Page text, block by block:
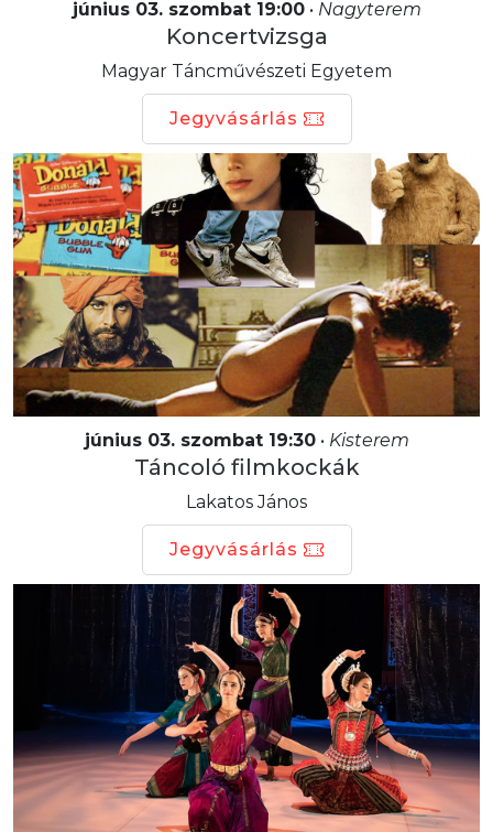
június 03. szombat 19:00• Nagyterem
Koncertvizsga
Magyar Táncművészeti Egyetem
Jegyvásárlás
június 03. szombat 19:30• Kisterem
Táncoló filmkockák
Lakatos János
Jegyvásárlás